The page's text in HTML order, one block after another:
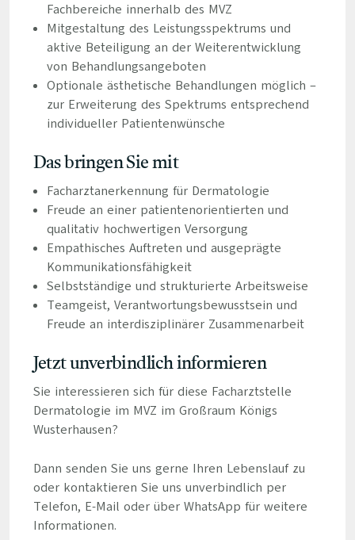
Fachbereiche innerhalb des MVZ
Mitgestaltung des Leistungsspektrums und
aktive Beteiligung an der Weiterentwicklung
von Behandlungsangeboten
Optionale ästhetische Behandlungen möglich –
zur Erweiterung des Spektrums entsprechend
individueller Patientenwünsche
Das bringen Sie mit
Facharztanerkennung für Dermatologie
Freude an einer patientenorientierten und
qualitativ hochwertigen Versorgung
Empathisches Auftreten und ausgeprägte
Kommunikationsfähigkeit
Selbstständige und strukturierte Arbeitsweise
Teamgeist, Verantwortungsbewusstsein und
Freude an interdisziplinärer Zusammenarbeit
Jetzt unverbindlich informieren
Sie interessieren sich für diese Facharztstelle
Dermatologie im MVZ im Großraum Königs
Wusterhausen?
Dann senden Sie uns gerne Ihren Lebenslauf zu
oder kontaktieren Sie uns unverbindlich per
Telefon, E-Mail oder über WhatsApp für weitere
Informationen.